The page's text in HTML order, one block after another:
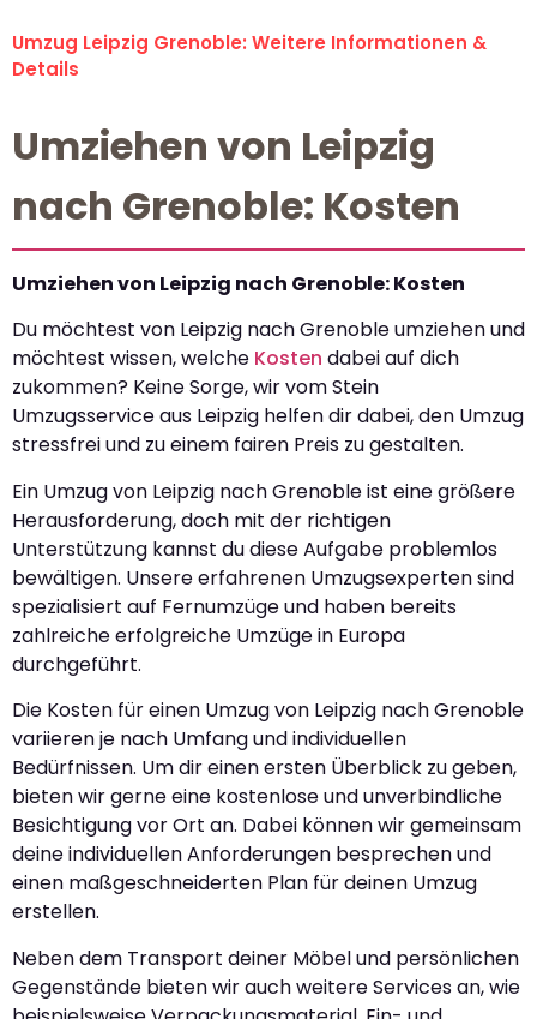
Umzug Leipzig Grenoble: Weitere Informationen &
Details
Umziehen von Leipzig
nach Grenoble: Kosten
Umziehen von Leipzig nach Grenoble: Kosten
Du möchtest von Leipzig nach Grenoble umziehen und
möchtest wissen, welche Kosten dabei auf dich
zukommen? Keine Sorge, wir vom Stein
Umzugsservice aus Leipzig helfen dir dabei, den Umzug
stressfrei und zu einem fairen Preis zu gestalten.
Ein Umzug von Leipzig nach Grenoble ist eine größere
Herausforderung, doch mit der richtigen
Unterstützung kannst du diese Aufgabe problemlos
bewältigen. Unsere erfahrenen Umzugsexperten sind
spezialisiert auf Fernumzüge und haben bereits
zahlreiche erfolgreiche Umzüge in Europa
durchgeführt.
Die Kosten für einen Umzug von Leipzig nach Grenoble
variieren je nach Umfang und individuellen
Bedürfnissen. Um dir einen ersten Überblick zu geben,
bieten wir gerne eine kostenlose und unverbindliche
Besichtigung vor Ort an. Dabei können wir gemeinsam
deine individuellen Anforderungen besprechen und
einen maßgeschneiderten Plan für deinen Umzug
erstellen.
Neben dem Transport deiner Möbel und persönlichen
Gegenstände bieten wir auch weitere Services an, wie